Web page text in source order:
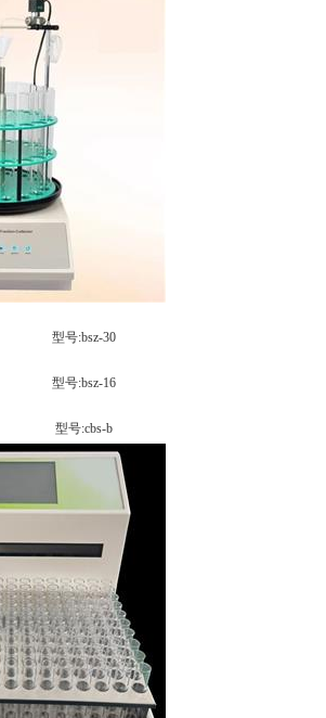
型号:bsz-30
型号:bsz-16
型号:cbs-b